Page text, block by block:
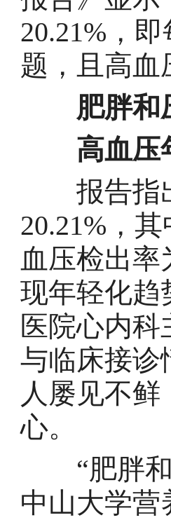
20.21%，
题，且高血
肥胖和
高血压
报告指出
20.21%，
血压检出率
现年轻化趋
医院心内
与临床接诊
人屡见不
心。
“肥胖和
中山大学营